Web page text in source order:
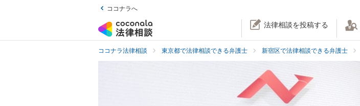
ココナラへ
法律相談を投稿する
ココナラ法律相談 東京都で法律相談できる弁護士 新宿区で法律相談できる弁護士